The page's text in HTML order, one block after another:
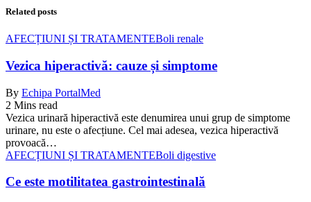
Related posts
AFECȚIUNI ȘI TRATAMENTEBoli renale
Vezica hiperactivă: cauze și simptome
By Echipa PortalMed
2 Mins read
Vezica urinară hiperactivă este denumirea unui grup de simptome
urinare, nu este o afecțiune. Cel mai adesea, vezica hiperactivă
provoacă…
AFECȚIUNI ȘI TRATAMENTEBoli digestive
Ce este motilitatea gastrointestinală